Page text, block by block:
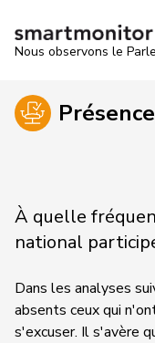
Nous observons le
Présence
À quelle
national
Dans les analyses
absents ceux qui
s'excuser. Il s'avère